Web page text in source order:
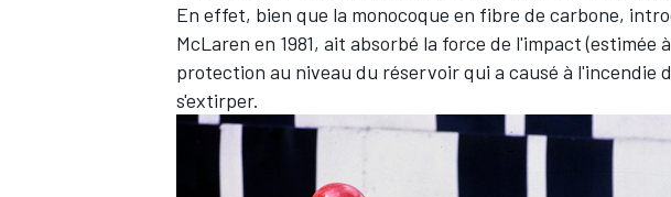
En effet, bien que la monocoque en fibre de carbone,
McLaren en 1981, ait absorbé la force de l'impact (estimée
protection au niveau du réservoir qui a causé à l'incendie
s'extirper.